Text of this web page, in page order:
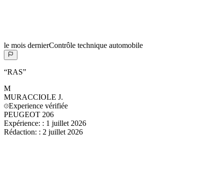
le mois dernierContrôle technique automobile
“RAS”
M
MURACCIOLE J.
Experience vérifiée
PEUGEOT 206
Expérience: : 1 juillet 2026
Rédaction: : 2 juillet 2026